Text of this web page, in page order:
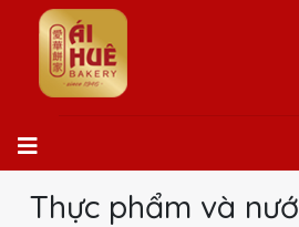
Thực phẩm và